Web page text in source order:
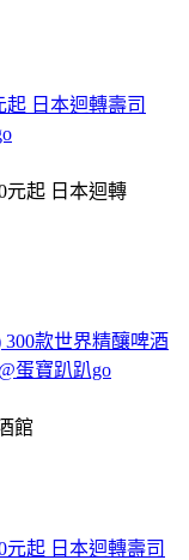
日本迴轉壽司
款世界精釀啤酒
蛋寶趴趴go
起 日本迴轉壽司